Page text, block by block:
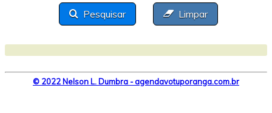
Pesquisar Limpar
© 2022 Nelson L. Dumbra - agendavotuporanga.com.br